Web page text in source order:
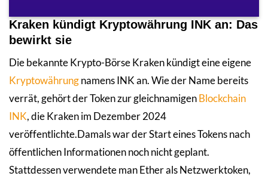
Kraken kündigt Kryptowährung INK an: Das
bewirkt sie
Die bekannte Krypto-Börse Kraken kündigt eine eigene
Kryptowährungnamens INK an. Wie der Name bereits
verrät, gehört der Token zur gleichnamigenBlockchain
INK, die Kraken im Dezember 2024
veröffentlichte.Damals war der Start eines Tokens nach
öffentlichen Informationen noch nicht geplant.
Stattdessen verwendete man Ether als Netzwerktoken,